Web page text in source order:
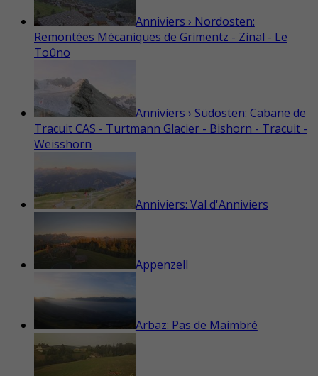
Anniviers › Nordosten:
Remontées Mécaniques de Grimentz - Zinal - Le
Toûno
Anniviers › Südosten: Cabane de
Tracuit CAS - Turtmann Glacier - Bishorn - Tracuit -
Weisshorn
Anniviers: Val d'Anniviers
Appenzell
Arbaz: Pas de Maimbré